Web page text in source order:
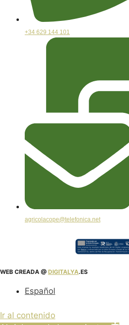
+34 629 144 101
agricolacope@telefonica.net
WEB CREADA @ DIGITALYA.ES
Español
Ir al contenido